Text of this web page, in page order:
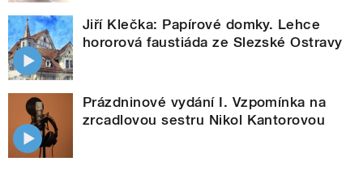
Jiří Klečka: Papírové domky. Lehce
hororová faustiáda ze Slezské Ostravy
Prázdninové vydání I. Vzpomínka na
zrcadlovou sestru Nikol Kantorovou